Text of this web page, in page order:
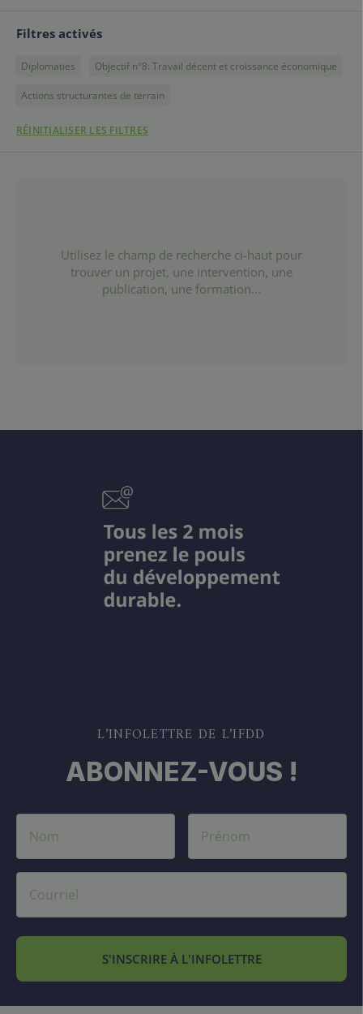
Filtres activés
Diplomaties Objectif n°8: Travail décent et croissance économique
Actions structurantes de terrain
RÉINITIALISER LES FILTRES
Utilisez le champ de recherche ci-haut pour
trouver un projet, une intervention, une
publication, une formation...
L’INFOLETTRE DE L’IFDD
ABONNEZ-VOUS !
S'INSCRIRE À L'INFOLETTRE